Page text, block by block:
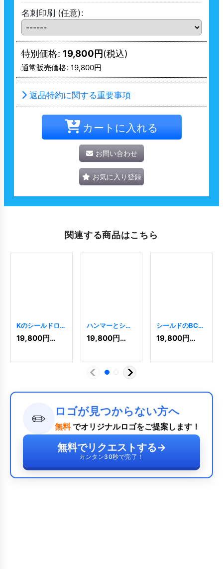
名刺印刷 (任意):
特別価格: 19,800円(税込)
通常販売価格: 19,800円
返品特約に関する重要事項
カートに入れる
お問い合わせ
お気に入り登録
関連する商品はこちら
Kのシールドロゴ
[5486]
19,800円(税込)
ハンマーとシー
ルドのロゴ
[5195]
19,800円(税込)
シールドのBCロ
ゴ
4862]
19,800円(税込)
✏️ ロゴが見つからない方へ
無料 でオリジナルロゴをご提案します！
無料でリクエストする→
カンタン30秒で完了！